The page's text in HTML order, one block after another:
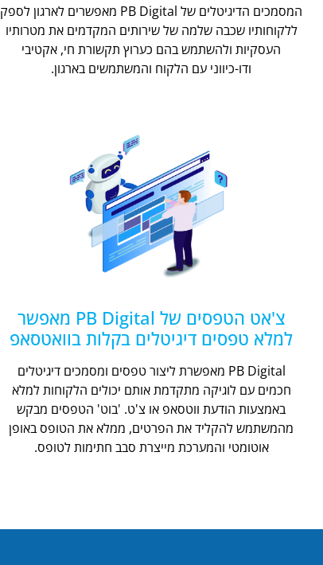
המסמכים הדיגיטלים של PB Digital מאפשרים לארגון לספק
ללקוחותיו שכבה שלמה של שירותים המקדמים את מטרותיו
העסקיות ולהשתמש בהם כערוץ תקשורת חי, אקטיבי
ודו-כיווני עם הלקוח והמשתמשים בארגון.
צ'אט הטפסים של PB Digital מאפשר
למלא טפסים דיגיטלים בקלות בוואטסאפ
PB Digital מאפשרת ליצור טפסים ומסמכים דיגיטלים
חכמים עם לוגיקה מתקדמת אותם יכולים הלקוחות למלא
באמצעות הודעת ווטסאפ או צ'ט. 'בוט' הטפסים מבקש
מהמשתמש להקליד את הפרטים, ממלא את הטופס באופן
אוטומטי והמערכת מייצרת סבב חתימות לטופס.